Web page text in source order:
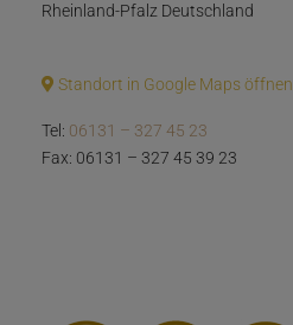
Rheinland-Pfalz Deutschland
Standort in Google Maps öffnen
Tel: 06131 – 327 45 23
Fax: 06131 – 327 45 39 23